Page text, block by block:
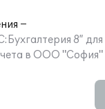
8”
в ООО "София"